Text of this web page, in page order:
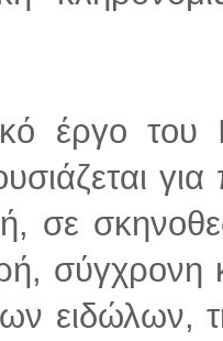
έργο
σε
ειδώλων,